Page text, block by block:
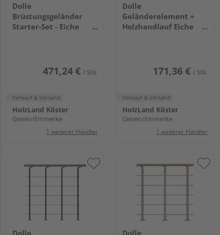
Dolle
Brüstungsgeländer
Starter-Set - Eiche
471,24 € / Stk.
Verkauf & Versand
HolzLand Köster
Giesen/Emmerke
1 weiterer Händler
Dolle
Geländerelement +
Holzhandlauf Eiche
171,36 € / Stk.
Verkauf & Versand
HolzLand Köster
Giesen/Emmerke
1 weiterer Händler